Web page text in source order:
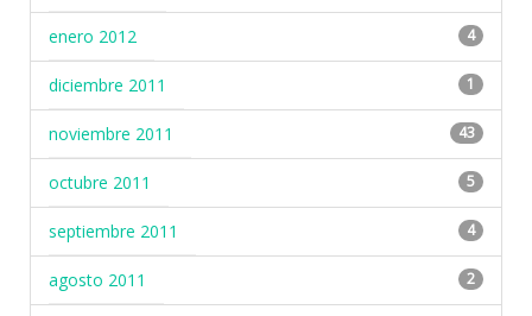
enero 2012 4
diciembre 2011 1
noviembre 2011 43
octubre 2011 5
septiembre 2011 4
agosto 2011 2